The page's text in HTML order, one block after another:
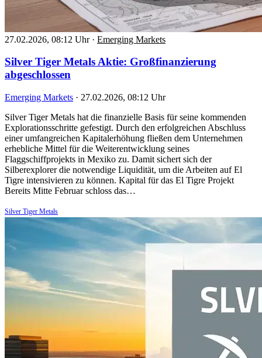
27.02.2026, 08:12 Uhr · Emerging Markets
Silver Tiger Metals Aktie: Großfinanzierung
abgeschlossen
Emerging Markets · 27.02.2026, 08:12 Uhr
Silver Tiger Metals hat die finanzielle Basis für seine kommenden
Explorationsschritte gefestigt. Durch den erfolgreichen Abschluss
einer umfangreichen Kapitalerhöhung fließen dem Unternehmen
erhebliche Mittel für die Weiterentwicklung seines
Flaggschiffprojekts in Mexiko zu. Damit sichert sich der
Silberexplorer die notwendige Liquidität, um die Arbeiten auf El
Tigre intensivieren zu können. Kapital für das El Tigre Projekt
Bereits Mitte Februar schloss das…
Silver Tiger Metals